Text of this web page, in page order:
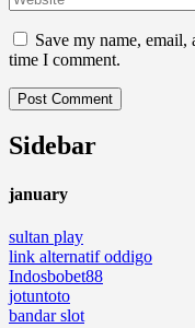
Save my name,
time I comment.
Sidebar
january
sultan play
link alternatif oddigo
Indosbobet88
jotuntoto
bandar slot